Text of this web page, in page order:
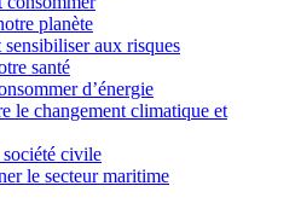
planète
aux risques
santé
d’énergie
le changement climatique et
civile
le secteur maritime